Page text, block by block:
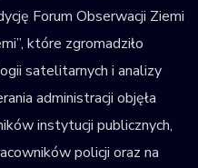
Forum Obserwacji Ziemi
które zgromadziło
satelitarnych i analizy
administracji objęła
instytucji publicznych,
policji oraz na